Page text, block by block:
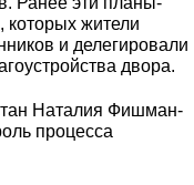
жители
и делегировали
двора.
Наталия Фишман-
процесса